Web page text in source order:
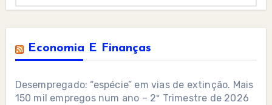
Economia E Finanças
Desempregado: “espécie” em vias de extinção. Mais
150 mil empregos num ano – 2º Trimestre de 2026